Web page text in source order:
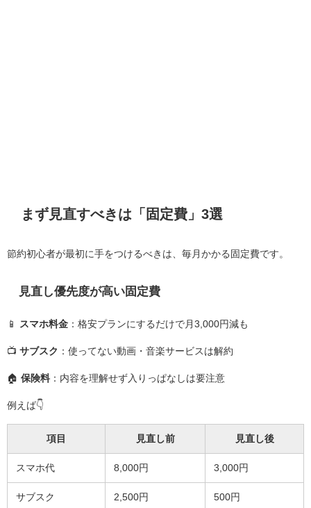
まず見直すべきは「固定費」3選
節約初心者が最初に手をつけるべきは、毎月かかる固定費です。
見直し優先度が高い固定費
📱 スマホ料金 ：格安プランにするだけで月3,000円減も
📺 サブスク ：使ってない動画・音楽サービスは解約
🏠 保険料 ：内容を理解せず入りっぱなしは要注意
例えば👇
項目 見直し前 見直し後
スマホ代 8,000円 3,000円
サブスク 2,500円 500円